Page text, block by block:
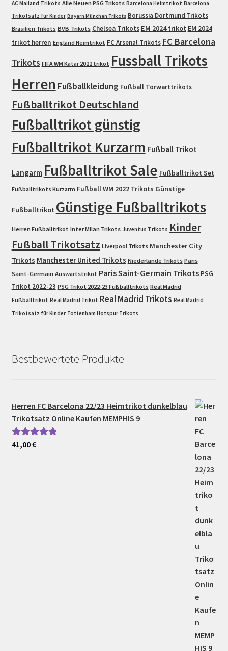
AC Mailand Trikots Alle Neuen PSG Trikots Barcelona Heimtrikot Barcelona
Trikotsatz für Kinder Bayern München Trikots Borussia Dortmund Trikots
Brasilien Trikots BVB Trikots Chelsea Trikots EM 2024 trikot EM 2024
trikot herren England Heimtrikot FC Arsenal Trikots FC Barcelona
Trikots FIFA WM Katar 2022 trikot Fussball Trikots
Herren Fußballkleidung Fußball Torwarttrikots
Fußballtrikot Deutschland
Fußballtrikot günstig
Fußballtrikot Kurzarm Fußball Trikot
Langarm Fußballtrikot Sale Fußballtrikot Set
Fußballtrikots Kurzarm Fußball WM 2022 Trikots Günstige
Fußballtrikot Günstige Fußballtrikots
Herren Fußballtrikot Inter Milan Trikots Juventus Trikots Kinder
Fußball Trikotsatz Liverpool Trikots Manchester City
Trikots Manchester United Trikots Niederlande Trikots Paris
Saint-Germain Auswärtstrikot Paris Saint-Germain Trikots PSG
Trikot 2022-23 PSG Trikot 2022-23 Fußballtrikots Real Madrid
Fußballtrikot Real Madrid Trikot Real Madrid Trikots Real Madrid
Trikotsatz für Kinder Tottenham Hotspur Trikots
Bestbewertete Produkte
Herren FC Barcelona 22/23 Heimtrikot dunkelblau
Trikotsatz Online Kaufen MEMPHIS 9
Bewertet mit
41,00€